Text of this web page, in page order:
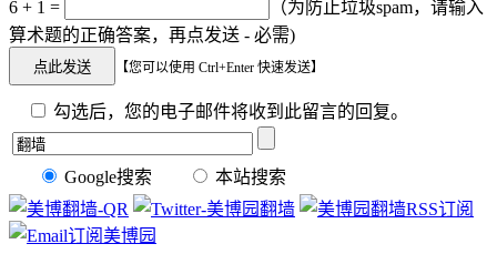
6 + 1 =
（为防止垃圾spam，请输入
算术题的正确答案，再点发送 - 必需)
【您可以使用 Ctrl+Enter 快速发送】
勾选后，您的电子邮件将收到此留言的回复。
Google搜索 本站搜索